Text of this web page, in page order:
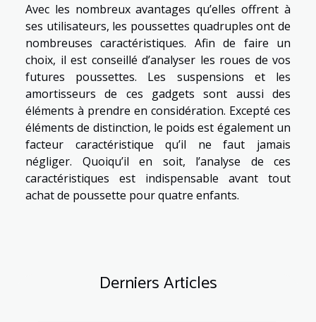
Avec les nombreux avantages qu’elles offrent à
ses utilisateurs, les poussettes quadruples ont de
nombreuses caractéristiques. Afin de faire un
choix, il est conseillé d’analyser les roues de vos
futures poussettes. Les suspensions et les
amortisseurs de ces gadgets sont aussi des
éléments à prendre en considération. Excepté ces
éléments de distinction, le poids est également un
facteur caractéristique qu’il ne faut jamais
négliger. Quoiqu’il en soit, l’analyse de ces
caractéristiques est indispensable avant tout
achat de poussette pour quatre enfants.
Derniers Articles